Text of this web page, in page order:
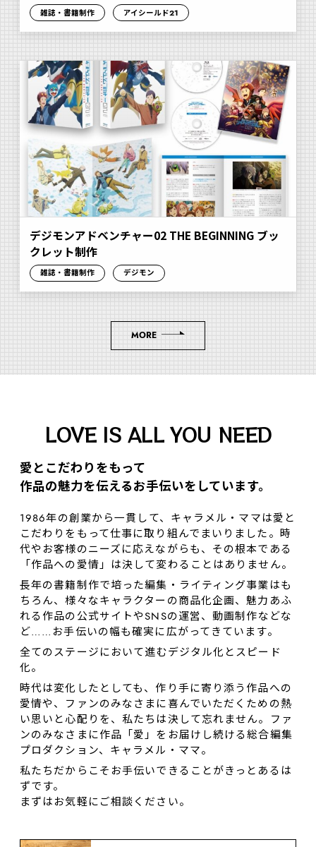
雑誌・書籍制作 アイシールド21
デジモンアドベンチャー02 THE BEGINNING ブッ
クレット制作
雑誌・書籍制作 デジモン
MORE
LOVE IS ALL YOU NEED
愛とこだわりをもって
作品の魅⼒を伝えるお⼿伝いをしています。
1986年の創業から一貫して、キャラメル・ママは愛と
こだわりをもって仕事に取り組んでまいりました。時
代やお客様のニーズに応えながらも、その根本である
「作品への愛情」は決して変わることはありません。
長年の書籍制作で培った編集・ライティング事業はも
ちろん、様々なキャラクターの商品化企画、魅力あふ
れる作品の公式サイトやSNSの運営、動画制作などな
ど……お⼿伝いの幅も確実に広がってきています。
全てのステージにおいて進むデジタル化とスピード
化。
時代は変化したとしても、作り⼿に寄り添う作品への
愛情や、ファンのみなさまに喜んでいただくための熱
い思いと心配りを、私たちは決して忘れません。ファ
ンのみなさまに作品「愛」をお届けし続ける総合編集
プロダクション、キャラメル・ママ。
私たちだからこそお手伝いできることがきっとあるは
ずです。
まずはお気軽にご相談ください。